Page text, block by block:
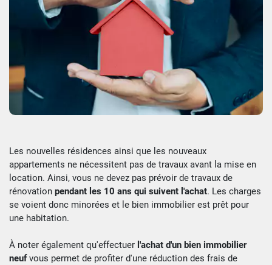
Les nouvelles résidences ainsi que les nouveaux
appartements ne nécessitent pas de travaux avant la mise en
location. Ainsi, vous ne devez pas prévoir de travaux de
rénovation pendant les 10 ans qui suivent l'achat. Les charges
se voient donc minorées et le bien immobilier est prêt pour
une habitation.
À noter également qu'effectuer l'achat d'un bien immobilier
neufvous permet de profiter d'une réduction des frais de